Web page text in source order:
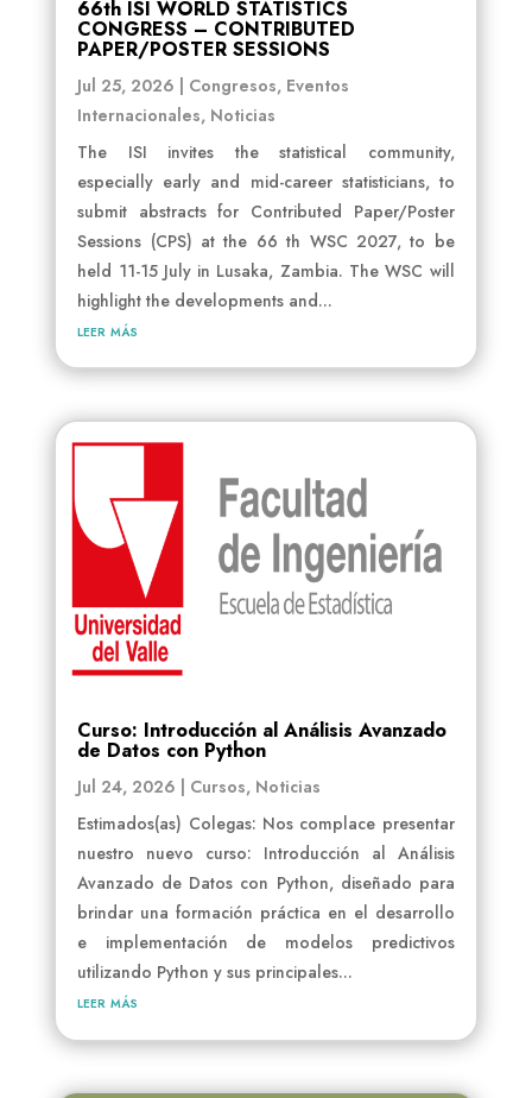
66th ISI WORLD STATISTICS
CONGRESS – CONTRIBUTED
PAPER/POSTER SESSIONS
Jul 25, 2026 | Congresos, Eventos
Internacionales, Noticias
The ISI invites the statistical community,
especially early and mid-career statisticians, to
submit abstracts for Contributed Paper/Poster
Sessions (CPS) at the 66 th WSC 2027, to be
held 11-15 July in Lusaka, Zambia. The WSC will
highlight the developments and...
leer más
Curso: Introducción al Análisis Avanzado
de Datos con Python
Jul 24, 2026 Cursos, Noticias
Estimados(as) Colegas: Nos complace presentar
nuestro nuevo curso: Introducción al Análisis
Avanzado de Datos con Python, diseñado para
brindar una formación práctica en el desarrollo
e implementación de modelos predictivos
utilizando Python y sus principales...
leer más